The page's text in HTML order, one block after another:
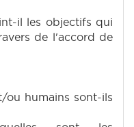
il les objectifs qui
de l'accord de
ou humains sont-ils